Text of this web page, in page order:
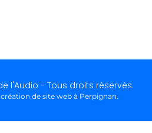
l'Audio - Tous droits réservés.
création de site web à Perpignan.